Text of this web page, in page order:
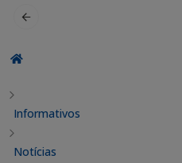
Informativos
Notícias